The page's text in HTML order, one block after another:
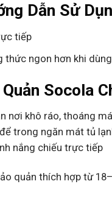
Dẫn Sử
tiếp
thức ngon hơn khi
Socola
nơi khô ráo, thoáng
trong ngăn mát tủ
nắng chiếu trực tiếp
quản thích hợp từ